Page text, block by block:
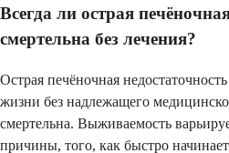
Всегда ли острая
смертельна без лечения?
Острая печёночная
жизни без надлежащего
смертельна. Выживаемость
причины, того, как быстро